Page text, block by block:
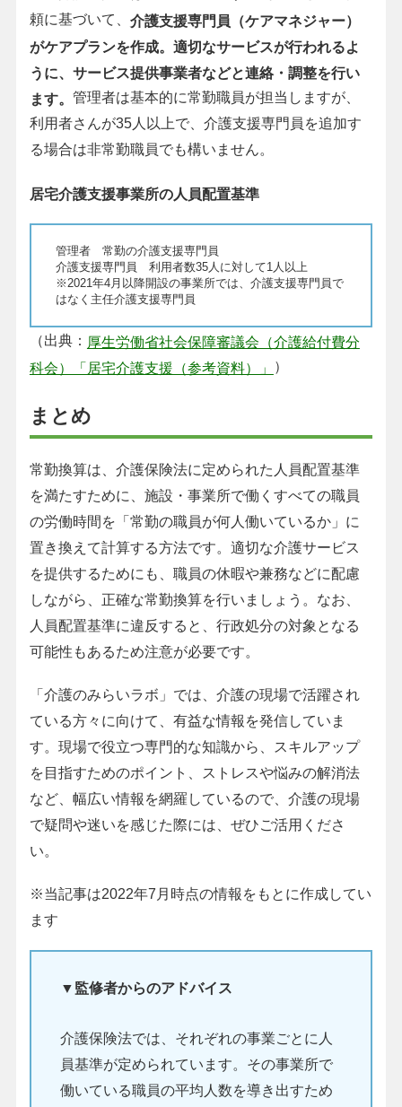
頼に基づいて、 介護支援専門員（ケアマネジャー）
がケアプランを作成。適切なサービスが行われるよ
うに、サービス提供事業者などと連絡・調整を行い
ます。 管理者は基本的に常勤職員が担当しますが、
利用者さんが35人以上で、介護支援専門員を追加す
る場合は非常勤職員でも構いません。
居宅介護支援事業所の人員配置基準
管理者 常勤の介護支援専門員
介護支援専門員 利用者数35人に対して1人以上
※2021年4月以降開設の事業所では、介護支援専門員で
はなく主任介護支援専門員
（出典： 厚生労働省社会保障審議会（介護給付費分
科会）「居宅介護支援（参考資料）」
）
まとめ
常勤換算は、介護保険法に定められた人員配置基準
を満たすために、施設・事業所で働くすべての職員
の労働時間を「常勤の職員が何人働いているか」に
置き換えて計算する方法です。適切な介護サービス
を提供するためにも、職員の休暇や兼務などに配慮
しながら、正確な常勤換算を行いましょう。なお、
人員配置基準に違反すると、行政処分の対象となる
可能性もあるため注意が必要です。
「介護のみらいラボ」では、介護の現場で活躍され
ている方々に向けて、有益な情報を発信していま
す。現場で役立つ専門的な知識から、スキルアップ
を目指すためのポイント、ストレスや悩みの解消法
など、幅広い情報を網羅しているので、介護の現場
で疑問や迷いを感じた際には、ぜひご活用くださ
い。
※当記事は2022年7月時点の情報をもとに作成してい
ます
▼監修者からのアドバイス
介護保険法では、それぞれの事業ごとに人
員基準が定められています。その事業所で
働いている職員の平均人数を導き出すため